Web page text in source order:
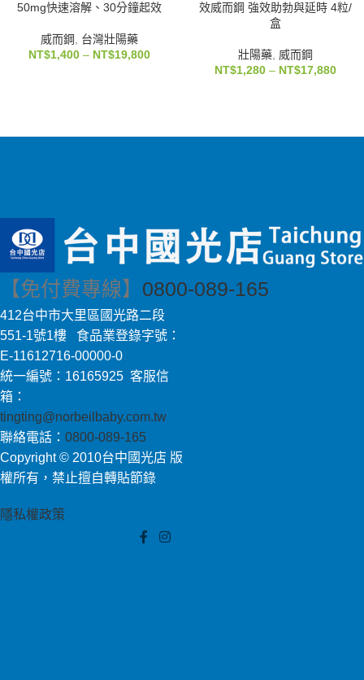
50mg快速溶解、30分鐘起效
威而鋼, 台灣壯陽藥
NT$1,400 – NT$19,800
效威而鋼 強效助勃與延時 4粒/
盒
壯陽藥, 威而鋼
NT$1,280 – NT$17,880
【免付費專線】 0800-089-165
412台中市大里區國光路二段
551-1號1樓 食品業登錄字號：
E-11612716-00000-0
統一編號：16165925 客服信
箱：
tingting@norbeilbaby.com.tw
聯絡電話： 0800-089-165
Copyright © 2010台中國光店 版
權所有，禁止擅自轉貼節錄
隱私權政策